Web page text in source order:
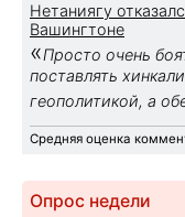
Нетаниягу
Вашингтоне
«Просто очень
поставлять
геополитикой, а
Средняя оценка
Опрос недели